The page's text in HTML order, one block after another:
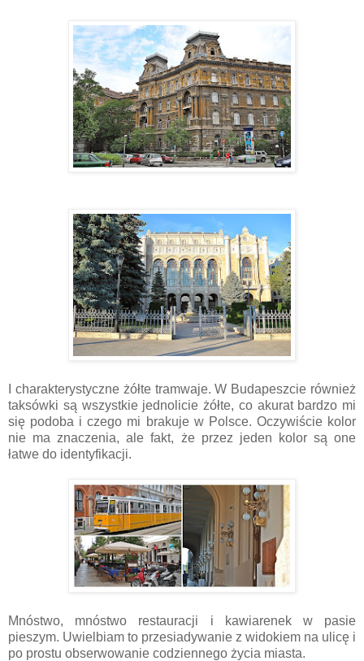
I charakterystyczne żółte tramwaje. W Budapeszcie również
taksówki są wszystkie jednolicie żółte, co akurat bardzo mi
się podoba i czego mi brakuje w Polsce. Oczywiście kolor
nie ma znaczenia, ale fakt, że przez jeden kolor są one
łatwe do identyfikacji.
Mnóstwo, mnóstwo restauracji i kawiarenek w pasie
pieszym. Uwielbiam to przesiadywanie z widokiem na ulicę i
po prostu obserwowanie codziennego życia miasta.